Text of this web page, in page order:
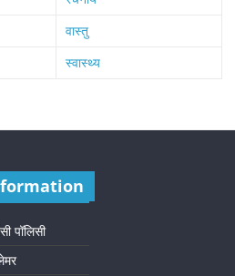
वास्तु
स्वास्थ्य
पॉलिसी